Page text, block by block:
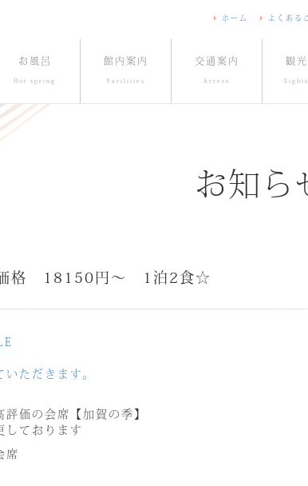
ホーム よくある
お風呂
Hot spring
館内案内
Facilities
交通案内
Access
観
お知ら
価格 18150円～ 1泊2食☆
ただきます。
価の会席【加賀の季】
ております
席